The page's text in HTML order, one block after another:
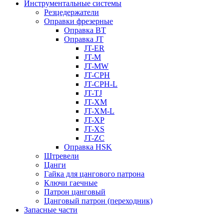
Инструментальные системы
Резцедержатели
Оправки фрезерные
Оправка BT
Оправка JT
JT-ER
JT-M
JT-MW
JT-CPH
JT-CPH-L
JT-TJ
JT-XM
JT-XM-L
JT-XP
JT-XS
JT-ZC
Оправка HSK
Штревели
Цанги
Гайка для цангового патрона
Ключи гаечные
Патрон цанговый
Цанговый патрон (переходник)
Запасные части